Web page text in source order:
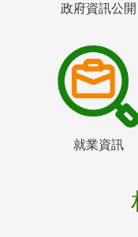
政府資訊公開
就業資訊